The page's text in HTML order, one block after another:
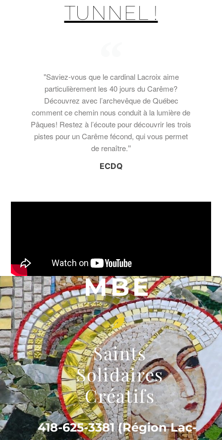
TUNNEL !
"Saviez-vous que le cardinal Lacroix aime
particulièrement les 40 jours du Carême?
Découvrez avec l’archevêque de Québec
comment ce chemin nous conduit à la lumière de
Pâques! Restez à l’écoute pour découvrir les trois
pistes pour un Carême fécond, qui vous permet
de renaître."
ECDQ
MBE
Saints
Solidaires
Créatifs
418-625-3381 (Région Lac-